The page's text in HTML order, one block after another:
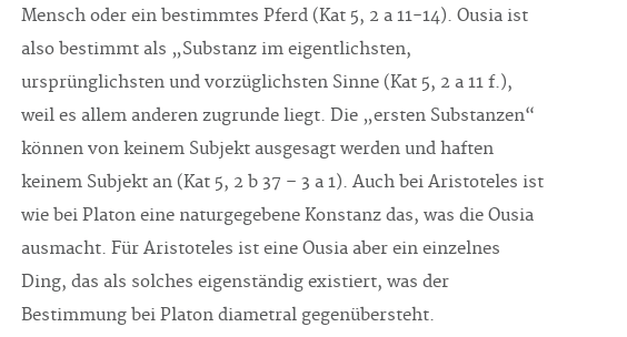
Mensch oder ein bestimmtes Pferd (Kat 5, 2 a 11-14). Ousia ist
also bestimmt als „Substanz im eigentlichsten,
ursprünglichsten und vorzüglichsten Sinne (Kat 5, 2 a 11 f.),
weil es allem anderen zugrunde liegt. Die „ersten Substanzen“
können von keinem Subjekt ausgesagt werden und haften
keinem Subjekt an (Kat 5, 2 b 37 – 3 a 1). Auch bei Aristoteles ist
wie bei Platon eine naturgegebene Konstanz das, was die Ousia
ausmacht. Für Aristoteles ist eine Ousia aber ein einzelnes
Ding, das als solches eigenständig existiert, was der
Bestimmung bei Platon diametral gegenübersteht.